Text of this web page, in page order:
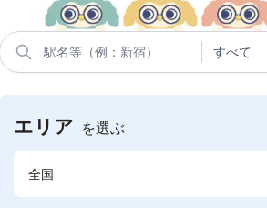
エリア を選ぶ
全国